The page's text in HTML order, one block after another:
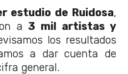
estudio de Ruidosa,
a 3 mil artistas y
los resultados
a dar cuenta de
general.